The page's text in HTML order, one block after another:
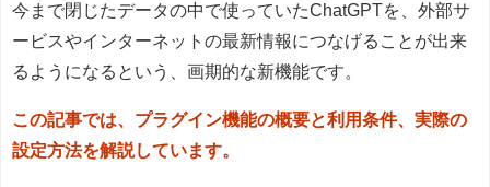
今まで閉じたデータの中で使っていたChatGPTを、外部サ
ービスやインターネットの最新情報につなげることが出来
るようになるという、画期的な新機能です。
この記事では、プラグイン機能の概要と利用条件、実際の
設定方法を解説しています。